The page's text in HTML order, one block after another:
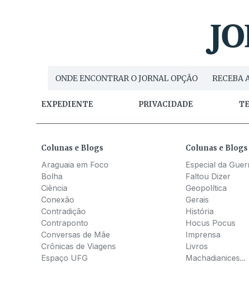
ONDE ENCONTRAR O JORNAL OPÇÃO RECEBA
EXPEDIENTE PRIVACIDADE
Colunas e Blogs
Araguaia em Foco
Bolha
Ciência
Conexão
Contradição
Contraponto
Conversas de Mãe
Crônicas de Viagens
Espaço UFG
Colunas e Blogs
Especial da
Faltou Dizer
Geopolítica
Gerais
História
Hocus Pocus
Imprensa
Livros
Machadianices...